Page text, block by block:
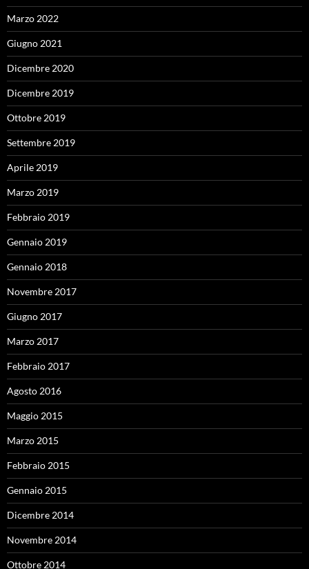
Marzo 2022
Giugno 2021
Dicembre 2020
Dicembre 2019
Ottobre 2019
Settembre 2019
Aprile 2019
Marzo 2019
Febbraio 2019
Gennaio 2019
Gennaio 2018
Novembre 2017
Giugno 2017
Marzo 2017
Febbraio 2017
Agosto 2016
Maggio 2015
Marzo 2015
Febbraio 2015
Gennaio 2015
Dicembre 2014
Novembre 2014
Ottobre 2014